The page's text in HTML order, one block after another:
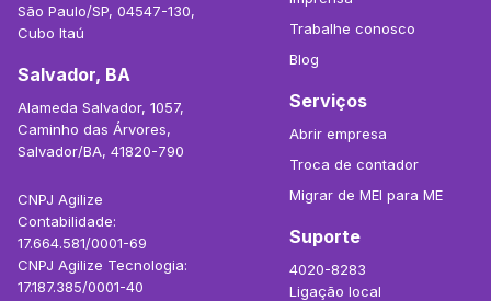
São Paulo/SP, 04547-130,
Cubo Itaú
Salvador, BA
Alameda Salvador, 1057,
Caminho das Árvores,
Salvador/BA, 41820-790
CNPJ Agilize
Contabilidade:
17.664.581/0001-69
CNPJ Agilize Tecnologia:
17.187.385/0001-40
Trabalhe conosco
Blog
Serviços
Abrir empresa
Troca de contador
Migrar de MEI para ME
Suporte
4020-8283
Ligação local